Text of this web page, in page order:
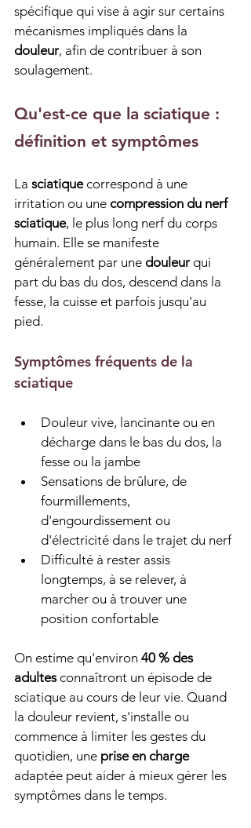
spécifique qui vise à agir sur certains
mécanismes impliqués dans la
douleur, afin de contribuer à son
soulagement.
Qu'est-ce que la sciatique :
définition et symptômes
La sciatique correspond à une
irritation ou une compression du nerf
sciatique, le plus long nerf du corps
humain. Elle se manifeste
généralement par une douleur qui
part du bas du dos, descend dans la
fesse, la cuisse et parfois jusqu'au
pied.
Symptômes fréquents de la
sciatique
Douleur vive, lancinante ou en
décharge dans le bas du dos, la
fesse ou la jambe
Sensations de brûlure, de
fourmillements,
d'engourdissement ou
d'électricité dans le trajet du nerf
Difficulté à rester assis
longtemps, à se relever, à
marcher ou à trouver une
position confortable
On estime qu'environ 40 % des
adultes connaîtront un épisode de
sciatique au cours de leur vie. Quand
la douleur revient, s'installe ou
commence à limiter les gestes du
quotidien, une prise en charge
adaptée peut aider à mieux gérer les
symptômes dans le temps.